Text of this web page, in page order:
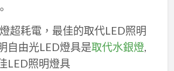
。
超耗電，最佳的取代LED照明
自由光LED燈具是取代水銀燈,
LED照明燈具